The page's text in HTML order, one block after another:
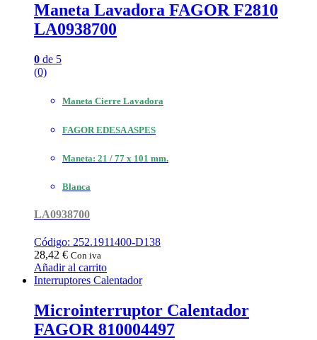
Maneta Lavadora FAGOR F2810
LA0938700
0 de 5
(0)
Maneta Cierre Lavadora
FAGOR EDESA ASPES
Maneta: 21 / 77 x 101 mm.
Blanca
LA0938700
Código: 252.1911400-D138
28,42 € Con iva
Añadir al carrito
Interruptores Calentador
Microinterruptor Calentador
FAGOR 810004497